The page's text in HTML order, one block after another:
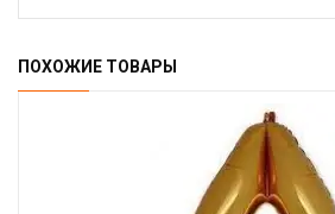
ПОХОЖИЕ ТОВАРЫ